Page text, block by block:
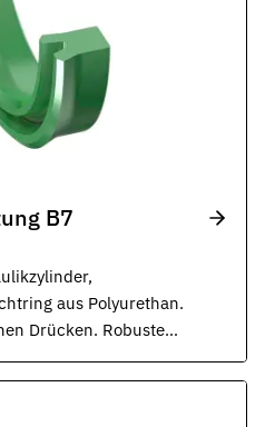
B7
aus Polyurethan.
Drücken. Robuste
ISO